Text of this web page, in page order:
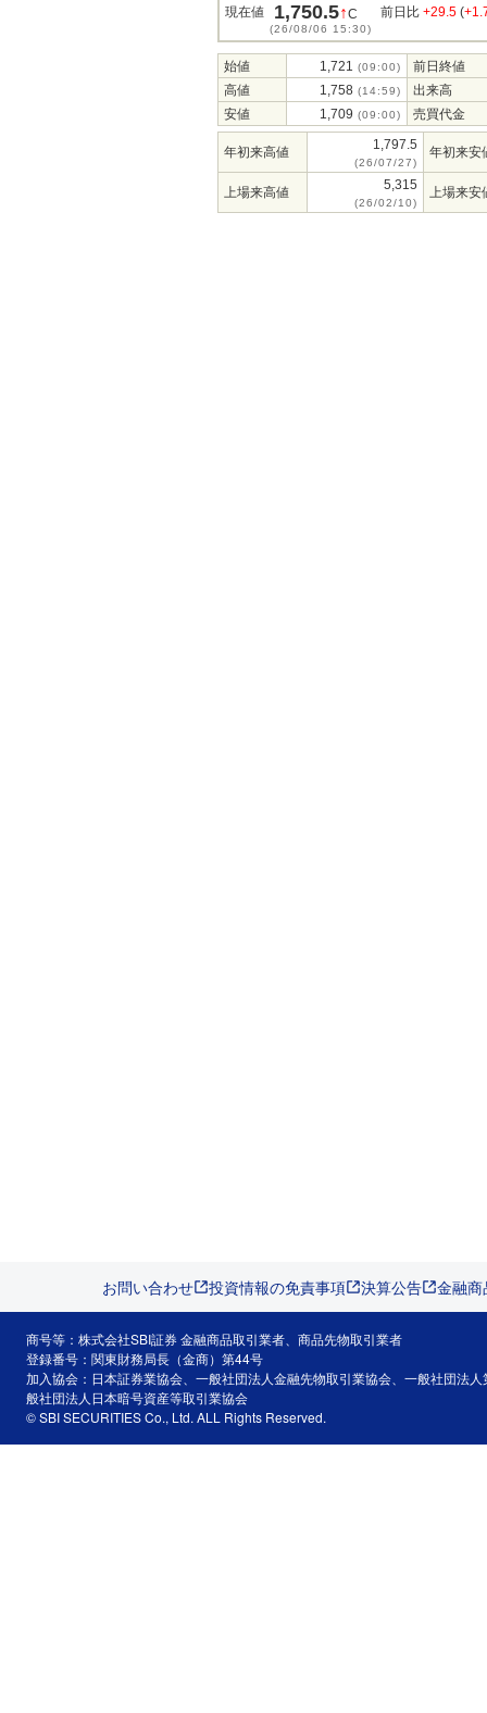
現在値 1,750.5↑C
(26/08/06 15:30)
前日比 +29.5 (
始値 1,721 (09:00)
前日終値
高値
1,758 (14:59)
出来高
安値
1,709 (09:00) 売買代金
年初来高値 1,797.5
(26/07/27)
年初来安
上場来高値 5,315
(26/02/10)
上場来安
お問い合わせ 投資情報の免責事項 決算公告 金融
商号等：株式会社SBI証券 金融商品取引業者、商品先物取引業者
登録番号：関東財務局長（金商）第44号
加入協会：日本証券業協会、一般社団法人金融先物取引業協会、一般社団法
般社団法人日本暗号資産等取引業協会
© SBI SECURITIES Co., Ltd. ALL Rights Reserved.